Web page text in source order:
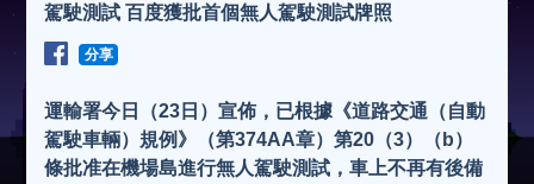
駕駛測試 百度獲批首個無人駕駛測試牌照
分享
運輸署今日（23日）宣佈，已根據《道路交通（自動
駕駛車輛）規例》（第374AA章）第20（3）（b）
條批准在機場島進行無人駕駛測試，車上不再有後備